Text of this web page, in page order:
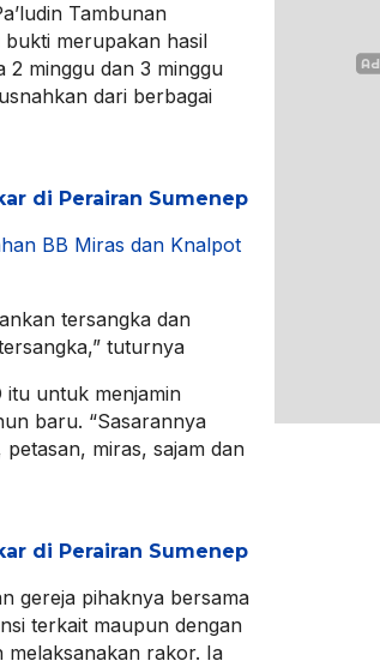
Tambunan
merupakan hasil
2 minggu dan 3 minggu
dari berbagai
di Perairan Sumenep
BB Miras dan Knalpot
tersangka dan
tuturnya
itu untuk menjamin
baru. “Sasarannya
miras, sajam dan
di Perairan Sumenep
gereja pihaknya bersama
terkait maupun dengan
melaksanakan rakor. Ia